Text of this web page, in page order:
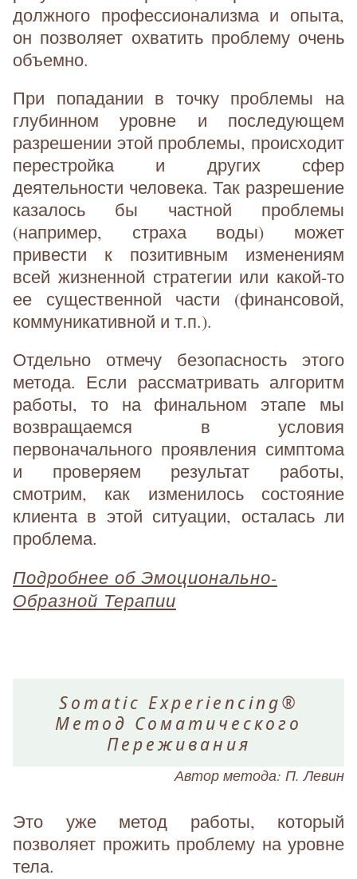
должного профессионализма и опыта,
он позволяет охватить проблему очень
объемно.
При попадании в точку проблемы на
глубинном уровне и последующем
разрешении этой проблемы, происходит
перестройка и других сфер
деятельности человека. Так разрешение
казалось бы частной проблемы
(например, страха воды) может
привести к позитивным изменениям
всей жизненной стратегии или какой-то
ее существенной части (финансовой,
коммуникативной и т.п.).
Отдельно отмечу безопасность этого
метода. Если рассматривать алгоритм
работы, то на финальном этапе мы
возвращаемся в условия
первоначального проявления симптома
и проверяем результат работы,
смотрим, как изменилось состояние
клиента в этой ситуации, осталась ли
проблема.
Подробнее об Эмоционально-
Образной Терапии
Somatic Experiencing®
Метод Соматического
Переживания
Автор метода: П. Левин
Это уже метод работы, который
позволяет прожить проблему на уровне
тела.